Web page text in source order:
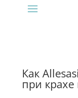
Как
при крахе